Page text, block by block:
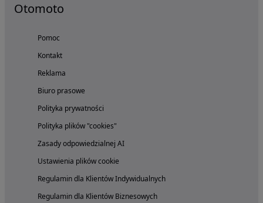
Otomoto
Pomoc
Kontakt
Reklama
Biuro prasowe
Polityka prywatności
Polityka plików "cookies"
Zasady odpowiedzialnej AI
Ustawienia plików cookie
Regulamin dla Klientów Indywidualnych
Regulamin dla Klientów Biznesowych